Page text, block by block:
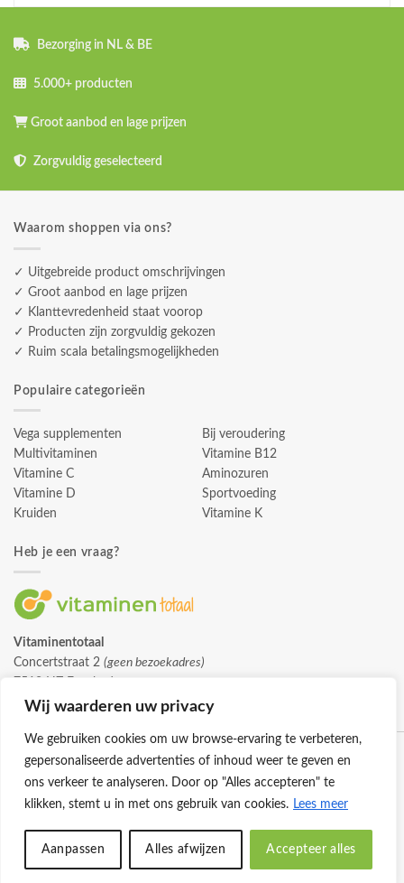
Wij waarderen uw privacy
We gebruiken cookies om uw browse-ervaring te verbeteren,
gepersonaliseerde advertenties of inhoud weer te geven en
ons verkeer te analyseren. Door op "Alles accepteren" te
klikken, stemt u in met ons gebruik van cookies. Lees meer
Aanpassen Alles afwijzen Accepteer alles
Bezorging in NL & BE
5.000+ producten
Groot aanbod en lage prijzen
Zorgvuldig geselecteerd
Waarom shoppen via ons?
✓ Uitgebreide product omschrijvingen
✓ Groot aanbod en lage prijzen
✓ Klanttevredenheid staat voorop
✓ Producten zijn zorgvuldig gekozen
✓ Ruim scala betalingsmogelijkheden
Populaire categorieën
Vega supplementen
Multivitaminen
Vitamine C
Vitamine D
Kruiden
Bij veroudering
Vitamine B12
Aminozuren
Sportvoeding
Vitamine K
Heb je een vraag?
Vitaminentotaal
Concertstraat 2 (geen bezoekadres)
info@vitaminentotaal.nl
© 2026 -Vitaminentotaal.nl